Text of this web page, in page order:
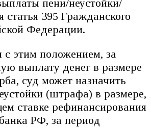
пени/неустойки/
статья 395 Гражданского
Федерации.
с этим положением, за
выплату денег в размере
суд может назначить
(штрафа) в размере,
ставке рефинансирования
РФ, за период